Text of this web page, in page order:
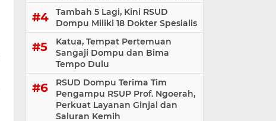
Tambah 5 Lagi, Kini RSUD
Dompu Miliki 18 Dokter Spesialis
Katua, Tempat Pertemuan
Sangaji Dompu dan Bima
Tempo Dulu
RSUD Dompu Terima Tim
Pengampu RSUP Prof. Ngoerah,
Perkuat Layanan Ginjal dan
Saluran Kemih